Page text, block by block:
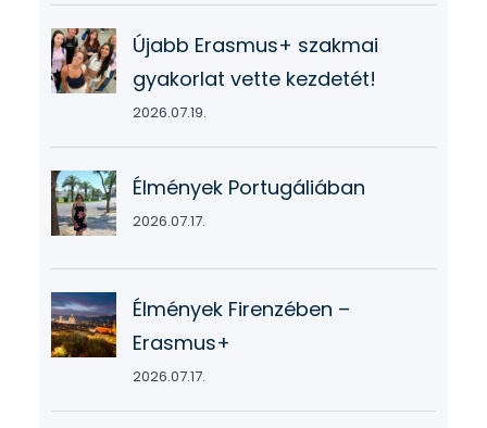
Újabb Erasmus+ szakmai
gyakorlat vette kezdetét!
2026.07.19.
Élmények Portugáliában
2026.07.17.
Élmények Firenzében –
Erasmus+
2026.07.17.